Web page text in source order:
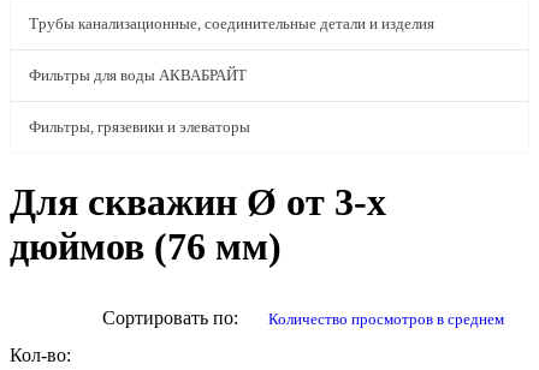
Трубы канализационные, соединительные детали и изделия
Фильтры для воды АКВАБРАЙТ
Фильтры, грязевики и элеваторы
Для скважин Ø от 3-х
дюймов (76 мм)
Сортировать по: количество просмотров в среднем
Кол-во: